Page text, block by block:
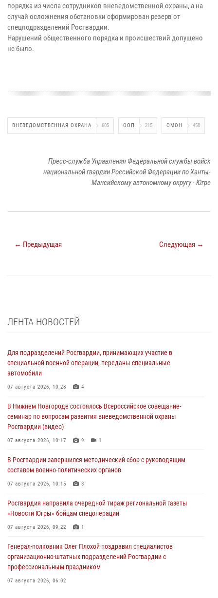
порядка из числа сотрудников вневедомственной охраны, а на
случай осложнения обстановки сформирован резерв от
спецподразделений Росгвардии.
Нарушений общественного порядка и происшествий допущено
не было.
ВНЕВЕДОМСТВЕННАЯ ОХРАНА 605 ООП 215 ОМОН 458
Пресс-служба Управления Федеральной службы войск
национальной гвардии Российской Федерации по Ханты-
Мансийскому автономному округу - Югре
← Предыдущая Следующая →
ЛЕНТА НОВОСТЕЙ
Для подразделений Росгвардии, принимающих участие в
специальной военной операции, переданы специальные
автомобили
07 августа 2026, 10:28 4
В Нижнем Новгороде состоялось Всероссийское совещание-
семинар по вопросам развития вневедомственной охраны
Росгвардии (видео)
07 августа 2026, 10:17 9 1
В Росгвардии завершился методический сбор с руководящим
составом военно-политических органов
07 августа 2026, 10:15 3
Росгвардия направила очередной тираж региональной газеты
«Новости Югры» бойцам спецоперации
07 августа 2026, 09:22 1
Генерал-полковник Олег Плохой поздравил специалистов
организационно-штатных подразделений Росгвардии с
профессиональным праздником
07 августа 2026, 06:02